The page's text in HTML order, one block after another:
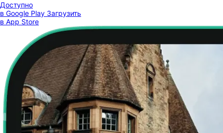
Доступно
в Google Play Загрузить
в App Store